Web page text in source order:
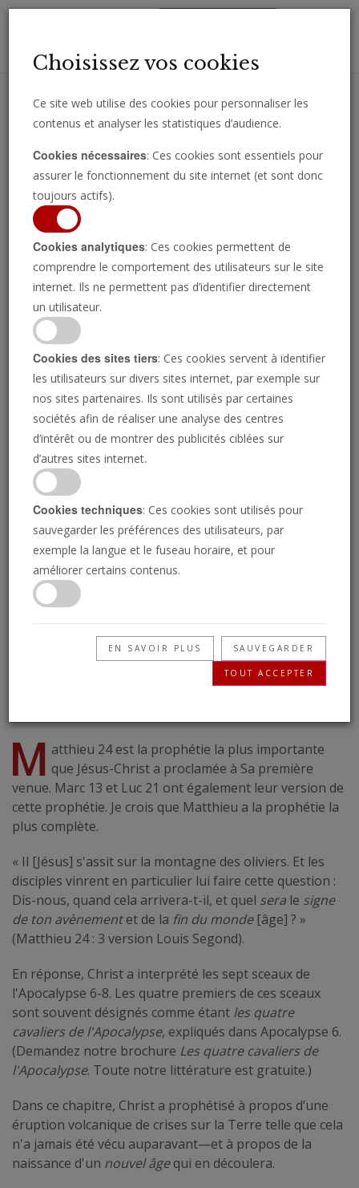
importantes directement par e-mail.
ISTOCK.COM/EVERLITE
L'Armageddon nucléaire
est « à la porte »
Ainsi que le plus grand événement jamais à se
M atthieu 24 est la prophétie la plus importante
que Jésus-Christ a proclamée à Sa première
venue. Marc 13 et Luc 21 ont également leur version de
cette prophétie. Je crois que Matthieu a la prophétie la
plus complète.
« Il [Jésus] s'assit sur la montagne des oliviers. Et les
disciples vinrent en particulier lui faire cette question :
Dis-nous, quand cela arrivera-t-il, et quel sera le signe
de ton avènementet de la fin du monde[âge] ? »
(Matthieu 24 : 3 version Louis Segond).
En réponse, Christ a interprété les sept sceaux de
l'Apocalypse 6-8. Les quatre premiers de ces sceaux
sont souvent désignés comme étant les quatre
cavaliers de l'Apocalypse, expliqués dans Apocalypse 6.
(Demandez notre brochure Les quatre cavaliers de
l'Apocalypse. Toute notre littérature est gratuite.)
Dans ce chapitre, Christ a prophétisé à propos d’une
éruption volcanique de crises sur la Terre telle que cela
n'a jamais été vécu auparavant—et à propos de la
naissance d'un nouvel âgequi en découlera.
Choisissez vos cookies
Ce site web utilise des cookies pour personnaliser les
contenus et analyser les statistiques d’audience.
Cookies nécessaires: Ces cookies sont essentiels pour
assurer le fonctionnement du site internet (et sont donc
toujours actifs).
Cookies analytiques: Ces cookies permettent de
comprendre le comportement des utilisateurs sur le site
internet. Ils ne permettent pas d’identifier directement
un utilisateur.
Cookies des sites tiers: Ces cookies servent à identifier
les utilisateurs sur divers sites internet, par exemple sur
nos sites partenaires. Ils sont utilisés par certaines
sociétés afin de réaliser une analyse des centres
d’intérêt ou de montrer des publicités ciblées sur
d’autres sites internet.
Cookies techniques: Ces cookies sont utilisés pour
sauvegarder les préférences des utilisateurs, par
exemple la langue et le fuseau horaire, et pour
améliorer certains contenus.
EN SAVOIR PLUS SAUVEGARDER
TOUT ACCEPTER